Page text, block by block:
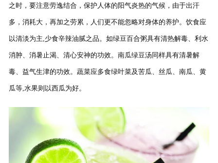
之时，要注意劳逸结合，保护人体的阳气炎热的气候，由于出汗
多，消耗大，再加之劳累，人们更不能忽略对身体的养护。饮食应
以清淡为主,少食辛辣油腻之品。如绿豆百合粥具有清热解毒、利水
消肿、消暑止渴、清心安神的功效。南瓜绿豆汤同样具有清暑解
毒、益气生津的功效。蔬菜应多食绿叶菜及苦瓜、丝瓜、南瓜、黄
瓜等,水果则以西瓜为好。